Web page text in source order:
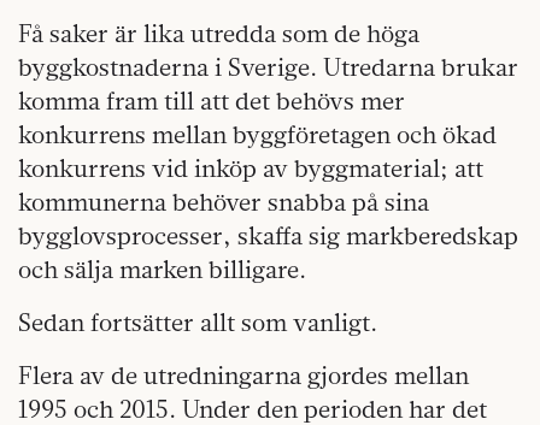
Få saker är lika utredda som de höga
byggkostnaderna i Sverige. Utredarna brukar
komma fram till att det behövs mer
konkurrens mellan byggföretagen och ökad
konkurrens vid inköp av byggmaterial; att
kommunerna behöver snabba på sina
bygglovsprocesser, skaffa sig markberedskap
och sälja marken billigare.
Sedan fortsätter allt som vanligt.
Flera av de utredningarna gjordes mellan
1995 och 2015. Under den perioden har det